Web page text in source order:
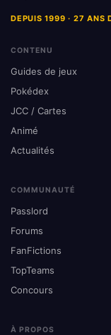
DEPUIS 1999 · 27 ANS
CONTENU
Guides de jeux
Pokédex
JCC / Cartes
Animé
Actualités
COMMUNAUTÉ
Passlord
Forums
FanFictions
TopTeams
Concours
À PROPOS